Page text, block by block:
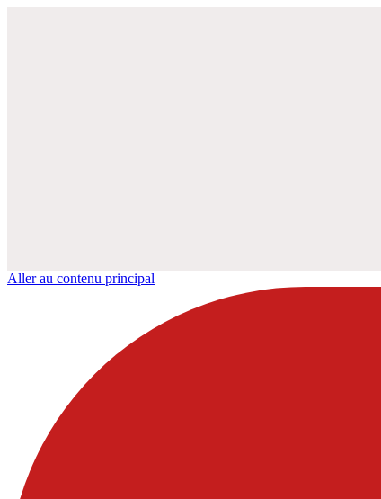
Aller au contenu principal